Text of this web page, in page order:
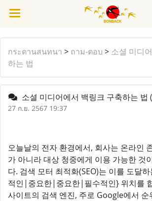
กระดานสนทนา > ถาม-ตอบ > 소셜 미디
하는 법
소셜 미디어에서 백링크 구축하는 법
27 ก.ย. 2567 19:37
오늘날의 전자 환경에서, 회사는 온라인
가 아니라 대상 청중에게 이용 가능한 것
다. 검색 모터 최적화(SEO)는 이를 도달
적인|중요한|중요한|필수적인} 위치를
사이트의 검색 엔진, 주로 Google에서 순